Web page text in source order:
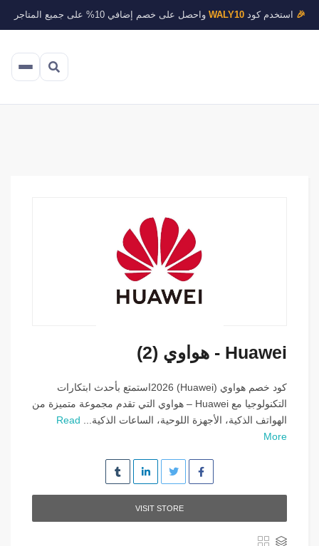
🎉 استخدم كودWALY10 واحصل على خصم إضافي 10% على جميع المتاجر
Huawei - هواوي (2)
كود خصم هواوي (Huawei) 2026استمتع بأحدث ابتكارات
التكنولوجيا مع Huawei – هواوي التي تقدم مجموعة متميزة من
الهواتف الذكية، الأجهزة اللوحية، الساعات الذكية... Read
More
VISIT STORE